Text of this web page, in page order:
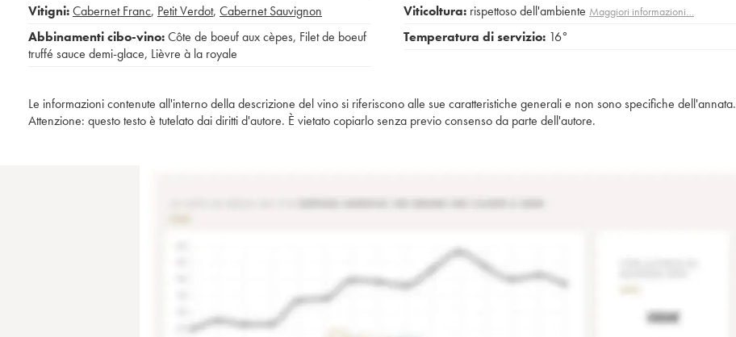
Vitigni:Cabernet Franc, Petit Verdot, Cabernet Sauvignon
Abbinamenti cibo-vino:Côte de boeuf aux cèpes, Filet de boeuf
truffé sauce demi-glace, Lièvre à la royale
Viticoltura: rispettoso dell'ambiente Maggiori informazioni…
Temperatura di servizio: 16°
Le informazioni contenute all'interno della descrizione del vino si riferiscono alle sue caratteristiche generali e non sono specifiche dell'annata.
Attenzione: questo testo è tutelato dai diritti d'autore. È vietato copiarlo senza previo consenso da parte dell'autore.